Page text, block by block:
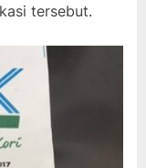
tersebut.